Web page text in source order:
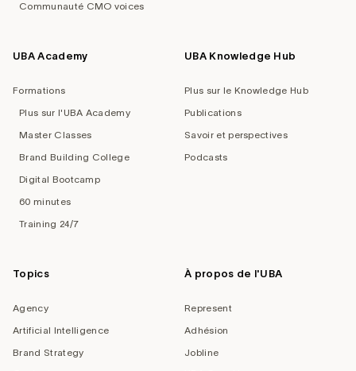
Communauté CMO voices
UBA Academy
Formations
Plus sur l'UBA Academy
Master Classes
Brand Building College
Digital Bootcamp
60 minutes
Training 24/7
UBA Knowledge Hub
Plus sur le Knowledge Hub
Publications
Savoir et perspectives
Podcasts
Topics
Agency
Artificial Intelligence
Brand Strategy
À propos de l'UBA
Represent
Adhésion
Jobline